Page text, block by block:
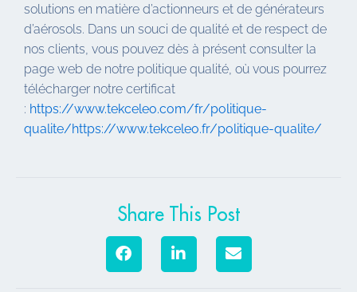
solutions en matière d’actionneurs et de générateurs
d’aérosols. Dans un souci de qualité et de respect de
nos clients, vous pouvez dès à présent consulter la
page web de notre politique qualité, où vous pourrez
télécharger notre certificat
: https://www.tekceleo.com/fr/politique-
qualite/https://www.tekceleo.fr/politique-qualite/
Share This Post